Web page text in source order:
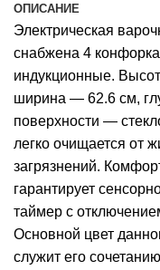
ОПИСАНИЕ
Электрическая
снабжена 4
индукционные.
ширина — 62.6 см,
поверхности —
легко очищается от
загрязнений.
гарантирует
таймер с
Основной цвет
служит его